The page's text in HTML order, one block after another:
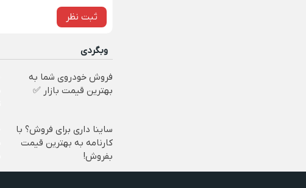
ثبت نظر
وبگردی
فروش خودروی شما به
بهترین قیمت بازار ✅
ساینا داری برای فروش؟ با
کارنامه به بهترین قیمت
بفروش!